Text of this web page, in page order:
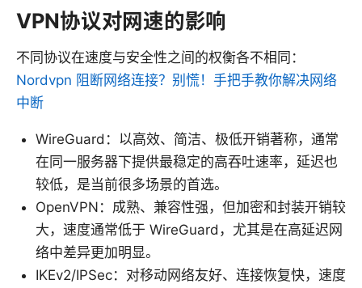
VPN协议对网速的影响
不同协议在速度与安全性之间的权衡各不相同：
Nordvpn 阻断网络连接？别慌！手把手教你解决网络
中断
WireGuard：以高效、简洁、极低开销著称，通常
在同一服务器下提供最稳定的高吞吐速率，延迟也
较低，是当前很多场景的首选。
OpenVPN：成熟、兼容性强，但加密和封装开销较
大，速度通常低于 WireGuard，尤其是在高延迟网
络中差异更加明显。
IKEv2/IPSec：对移动网络友好、连接恢复快，速度